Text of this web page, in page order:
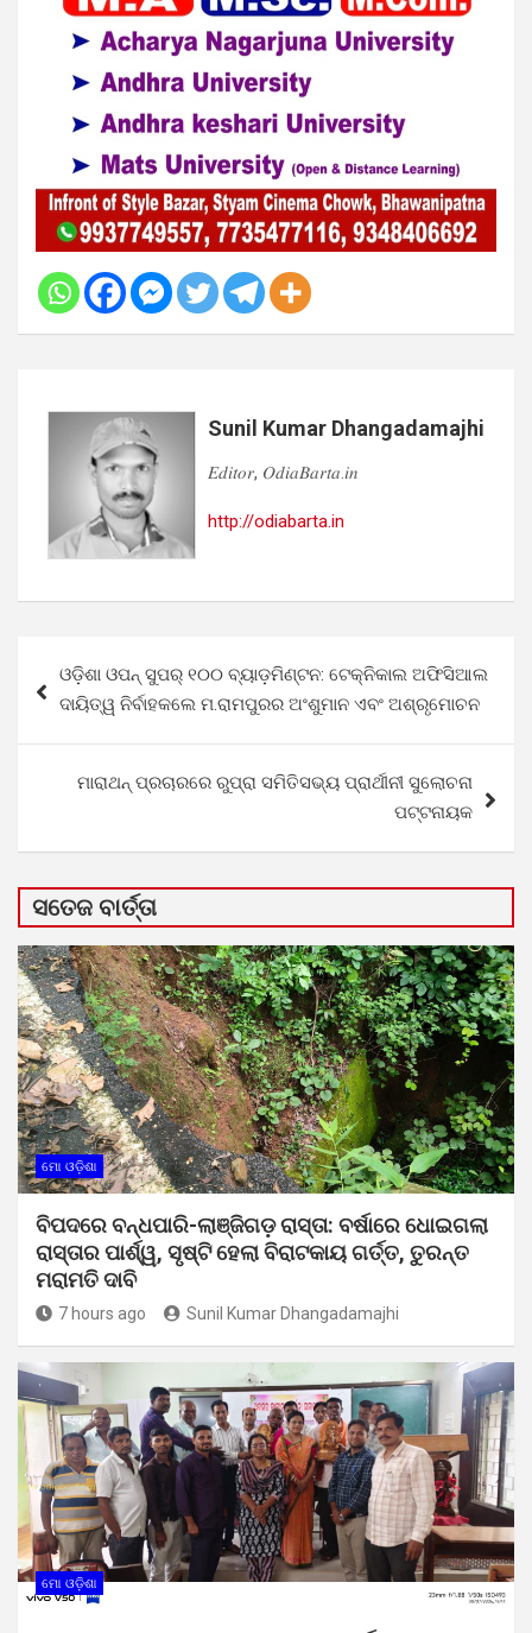
Sunil Kumar Dhangadamajhi
𝐸𝑑𝑖𝑡𝑜𝑟, 𝑂𝑑𝑖𝑎𝐵𝑎𝑟𝑡𝑎.𝑖𝑛
http://odiabarta.in
navigation
ଓଡ଼ିଶା ଓପନ୍ ସୁପର୍ ୧୦୦ ବ୍ୟାଡ଼ମିଣ୍ଟନ: ଟେକ୍ନିକାଲ ଅଫିସିଆଲ
ଦାୟିତ୍ୱ ନିର୍ବାହକଲେ ମ.ରାମପୁରର ଅଂଶୁମାନ ଏବଂ ଅଶ୍ରୃମୋଚନ
ମାରାଥନ୍ ପ୍ରଚାରରେ ରୁପ୍ରା ସମିତିସଭ୍ୟ ପ୍ରାର୍ଥୀନୀ ସୁଲୋଚନା
ପଟ୍ଟନାୟକ
ସତେଜ ବାର୍ତ୍ତା
ମୋ ଓଡ଼ିଶା
ବିପଦରେ ବନ୍ଧପାରି-ଲାଞ୍ଜିଗଡ଼ ରାସ୍ତା: ବର୍ଷାରେ ଧୋଇଗଲା
ରାସ୍ତାର ପାର୍ଶ୍ୱ, ସୃଷ୍ଟି ହେଲା ବିରାଟକାୟ ଗର୍ତ୍ତ, ତୁରନ୍ତ
ମରାମତି ଦାବି
7 hours ago Sunil Kumar Dhangadamajhi
ମୋ ଓଡ଼ିଶା